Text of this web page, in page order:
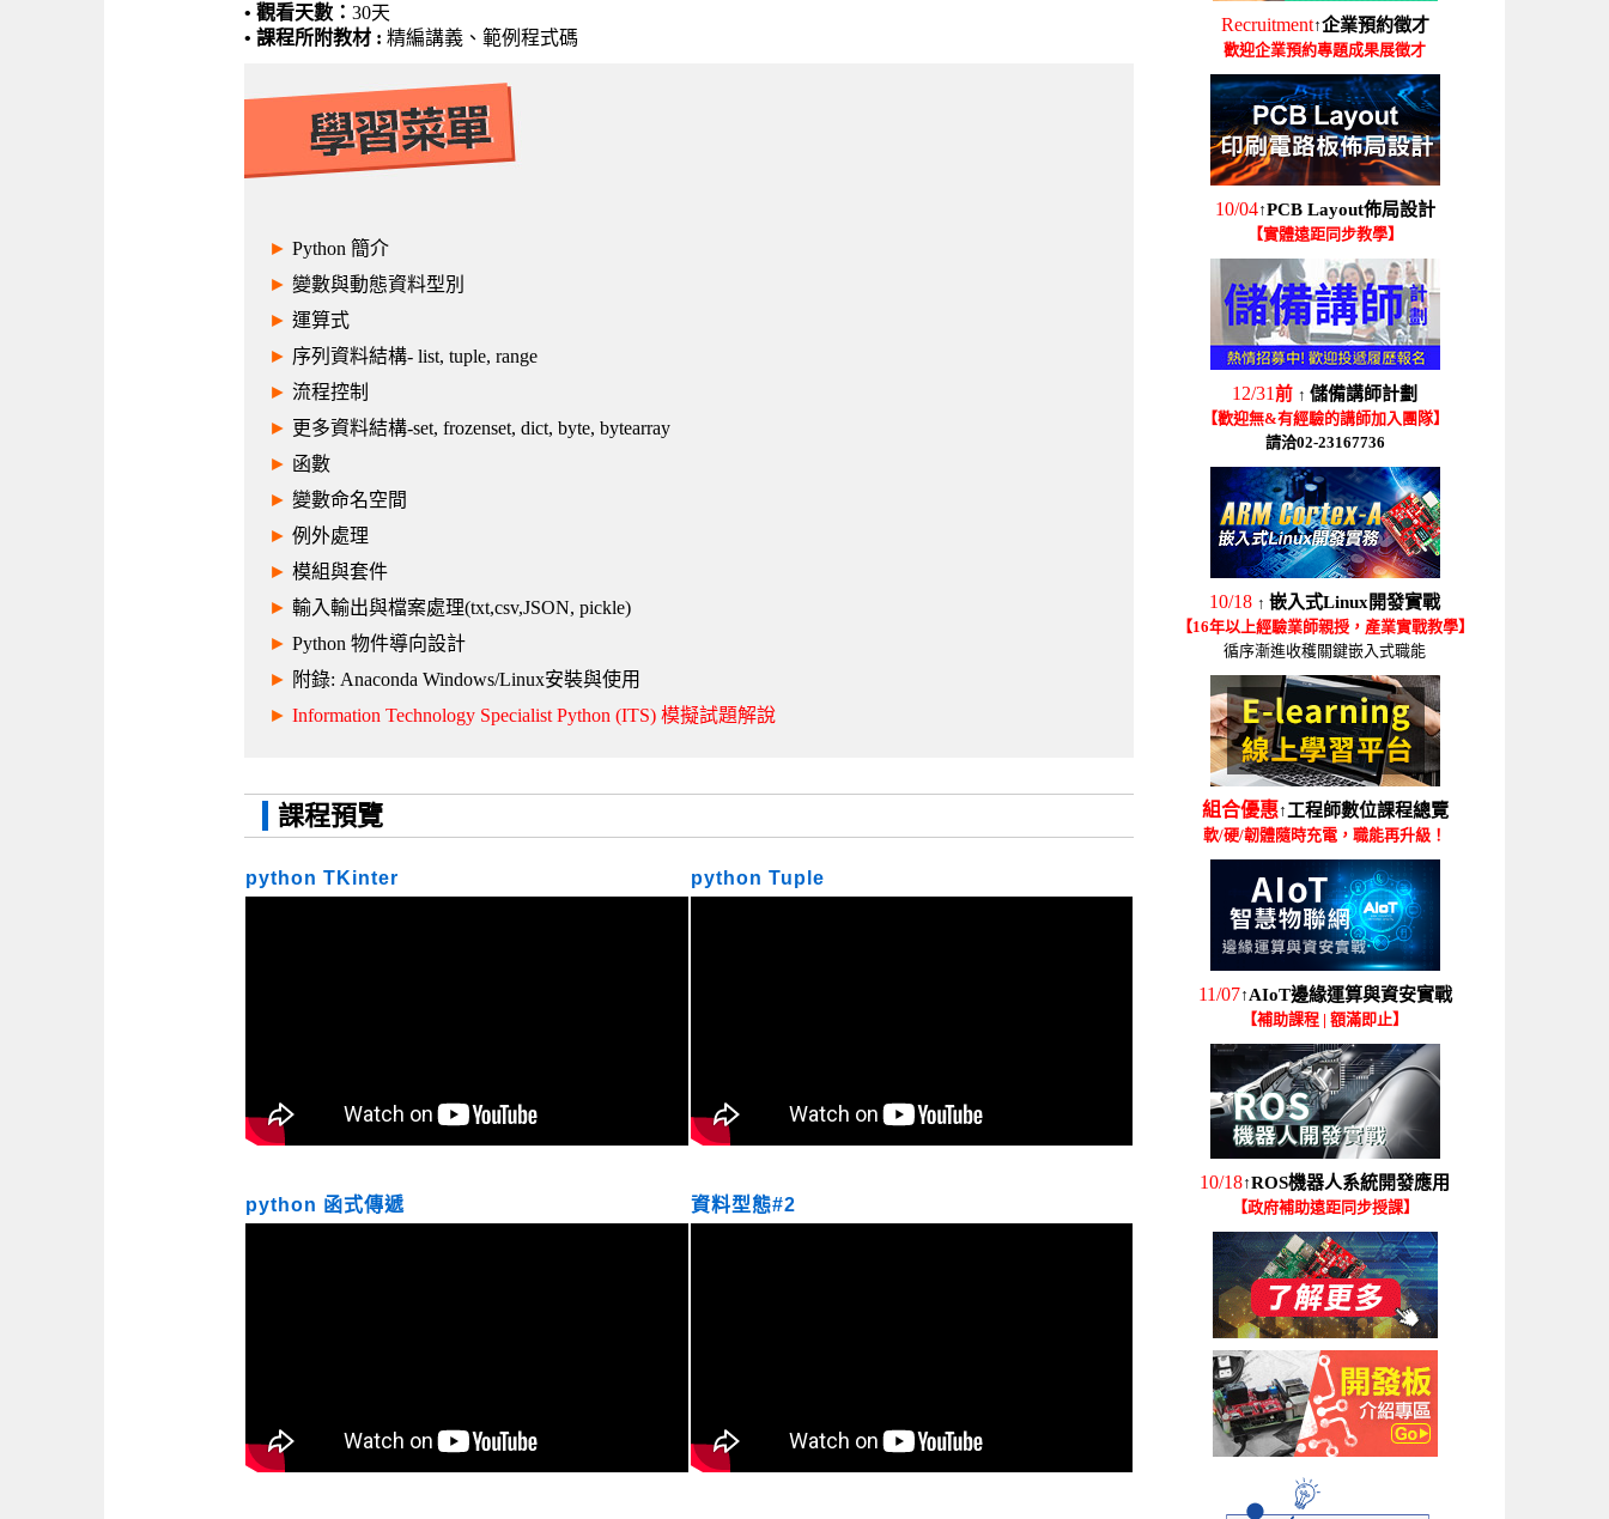
• 觀看天數： 30天
• 課程所附教材 : 精編講義、範例程式碼
► Python 簡介
► 變數與動態資料型別
► 運算式
► 序列資料結構- list, tuple, range
► 流程控制
► 更多資料結構-set, frozenset, dict, byte, bytearray
► 函數
► 變數命名空間
► 例外處理
► 模組與套件
► 輸入輸出與檔案處理(txt,csv,JSON, pickle)
► Python 物件導向設計
► 附錄: Anaconda Windows/Linux安裝與使用
► Information Technology Specialist Python (ITS) 模擬試題解說
課程預覽
python TKinter python Tuple
python 函式傳遞 資料型態#2
Recruitment↑企業預約徵才
歡迎企業預約專題成果展徵才
10/04↑PCB Layout佈局設計
【實體遠距同步教學】
12/31前 ↑ 儲備講師計劃
【歡迎無&有經驗的講師加入團隊】
請洽02-23167736
10/18 ↑ 嵌入式Linux開發實戰
【16年以上經驗業師親授，產業實戰教學】
循序漸進收穫關鍵嵌入式職能
組合優惠↑ 工程師數位課程總覽
軟/硬/韌體隨時充電，職能再升級！
11/07↑ AIoT邊緣運算與資安實戰
【補助課程 | 額滿即止】
10/18↑ROS機器人系統開發應用
【政府補助遠距同步授課】